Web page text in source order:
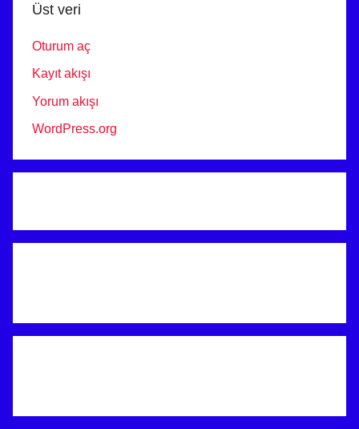
Üst veri
Oturum aç
Kayıt akışı
Yorum akışı
WordPress.org